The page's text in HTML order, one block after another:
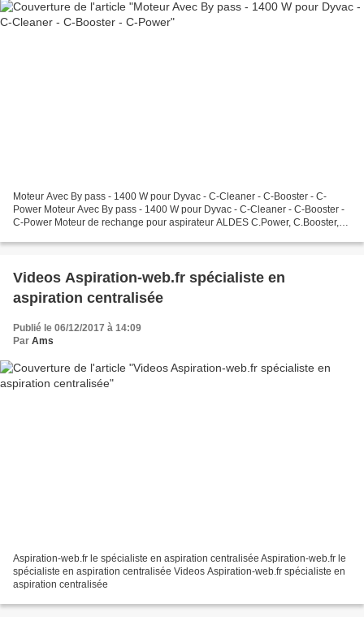
Moteur Avec By pass - 1400 W pour Dyvac - C-Cleaner - C-Booster - C-
Power Moteur Avec By pass - 1400 W pour Dyvac - C-Cleaner - C-Booster -
C-Power Moteur de rechange pour aspirateur ALDES C.Power, C.Booster,
Videos Aspiration-web.fr spécialiste en
aspiration centralisée
Publié le 06/12/2017 à 14:09
Par Ams
Aspiration-web.fr le spécialiste en aspiration centralisée Aspiration-web.fr le
spécialiste en aspiration centralisée Videos Aspiration-web.fr spécialiste en
aspiration centralisée